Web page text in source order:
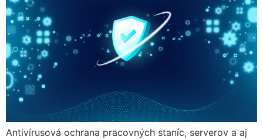
Antivírusová ochrana pracovných staníc, serverov a aj